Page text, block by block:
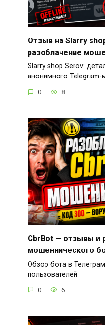
Отзыв на Slarry
разоблачение
Slarry shop Serov:
анонимного Telegram-
0 8
CbrBot — отзывы и
мошеннического
Обзор бота в
пользователей
0 6